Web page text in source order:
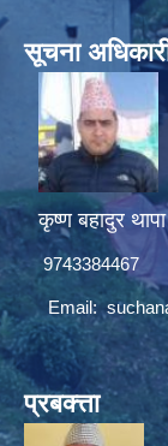
सूचना
कृष्ण बहादुर थापा
9743384467
Email:
प्रबक्त्ता